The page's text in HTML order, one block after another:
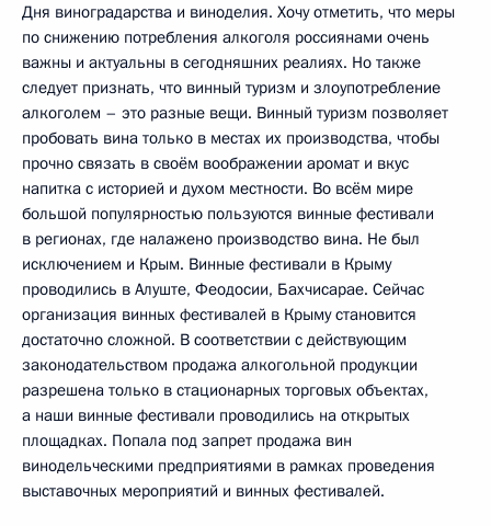
Дня виноградарства и виноделия. Хочу отметить, что меры
по снижению потребления алкоголя россиянами очень
важны и актуальны в сегодняшних реалиях. Но также
следует признать, что винный туризм и злоупотребление
алкоголем – это разные вещи. Винный туризм позволяет
пробовать вина только в местах их производства, чтобы
прочно связать в своём воображении аромат и вкус
напитка с историей и духом местности. Во всём мире
большой популярностью пользуются винные фестивали
в регионах, где налажено производство вина. Не был
исключением и Крым. Винные фестивали в Крыму
проводились в Алуште, Феодосии, Бахчисарае. Сейчас
организация винных фестивалей в Крыму становится
достаточно сложной. В соответствии с действующим
законодательством продажа алкогольной продукции
разрешена только в стационарных торговых объектах,
а наши винные фестивали проводились на открытых
площадках. Попала под запрет продажа вин
винодельческими предприятиями в рамках проведения
выставочных мероприятий и винных фестивалей.